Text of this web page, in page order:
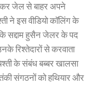
जेल से बाहर अपने
ने इस वीडियो कॉलिंग के
सद्दाम हुसैन जेलर के पद
रिश्तेदारों से करवाता
के संबंध बब्बर खालसा
संगठनों को हथियार और